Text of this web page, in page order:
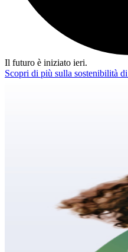
Il futuro è iniziato ieri.
Scopri di più sulla sostenibilità